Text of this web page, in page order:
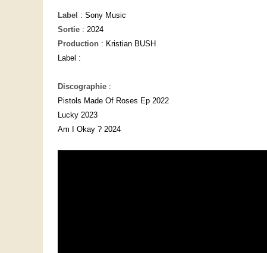
Label : Sony Music
Sortie : 2024
Production : Kristian BUSH
Label :
Discographie :
Pistols Made Of Roses Ep 2022
Lucky 2023
Am I Okay ? 2024